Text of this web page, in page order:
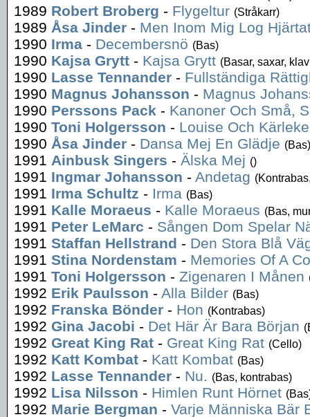
1989 Robert Broberg - Flygeltur (Stråkarr)
1989 Åsa Jinder - Men Inom Mig Log
1990 Irma - Decembersnö (Bas)
1990 Kajsa Grytt - Kajsa Grytt (Basar, saxar,
1990 Lasse Tennander - Fullständiga
1990 Magnus Johansson - Magnus
1990 Perssons Pack - Kanoner Och Små,
1990 Toni Holgersson - Louise Och
1990 Åsa Jinder - Dansa Mej En Glädje (Bas)
1991 Ainbusk Singers - Älska Mej ()
1991 Ingmar Johansson - Andetag
1991 Irma Schultz - Irma (Bas)
1991 Kalle Moraeus - Kalle Moraeus (Bas,
1991 Peter LeMarc - Sången Dom Spelar
1991 Staffan Hellstrand - Den Stora Blå
1991 Stina Nordenstam - Memories Of A
1991 Toni Holgersson - Zigenaren I Månen
1992 Erik Paulsson - Alla Bilder (Bas)
1992 Franska Bönder - Hon (Kontrabas)
1992 Gina Jacobi - Det Här Är Bara Början
1992 Great King Rat - Great King Rat (Cello)
1992 Katt Kombat - Katt Kombat (Bas)
1992 Lasse Tennander - Nu. (Bas, kontrabas)
1992 Lisa Nilsson - Himlen Runt Hörnet
1992 Marie Bergman - Varje Människa Bär